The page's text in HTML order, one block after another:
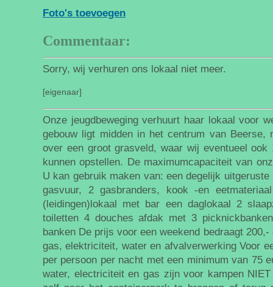
Foto's toevoegen
Commentaar:
Sorry, wij verhuren ons lokaal niet meer.
[eigenaar]
Onze jeugdbeweging verhuurt haar lokaal voor
gebouw ligt midden in het centrum van Beerse,
over een groot grasveld, waar wij eventueel
kunnen opstellen. De maximumcapaciteit van
U kan gebruik maken van: een degelijk
gasvuur, 2 gasbranders, kook -en
(leidingen)lokaal met bar een daglokaal 2
toiletten 4 douches afdak met 3
banken De prijs voor een weekend bedraagt
gas, elektriciteit, water en afvalverwerking Voor
per persoon per nacht met een minimum van 75
water, electriciteit en gas zijn voor kampen